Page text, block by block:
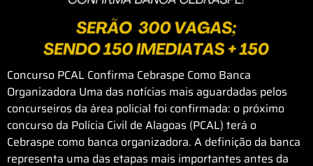
Concurso PCAL Confirma Cebraspe Como Banca
Organizadora Uma das notícias mais aguardadas pelos
concurseiros da área policial foi confirmada: o próximo
concurso da Polícia Civil de Alagoas (PCAL) terá o
Cebraspe como banca organizadora. A definição da banca
representa uma das etapas mais importantes antes da